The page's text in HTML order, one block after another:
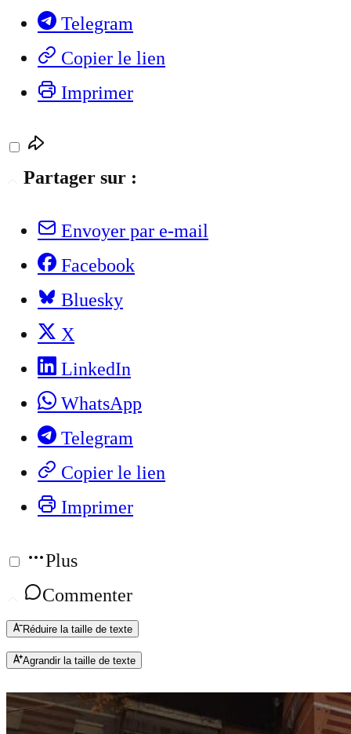
Telegram
Copier le lien
Imprimer
Partager sur :
Envoyer par e-mail
Facebook
Bluesky
X
LinkedIn
WhatsApp
Telegram
Copier le lien
Imprimer
Plus
Commenter
Réduire la taille de texte
Agrandir la taille de texte